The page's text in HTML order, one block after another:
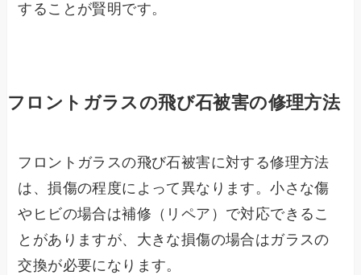
することが賢明です。
フロントガラスの飛び石被害の修理方法
フロントガラスの飛び石被害に対する修理方法
は、損傷の程度によって異なります。小さな傷
やヒビの場合は補修（リペア）で対応できるこ
とがありますが、大きな損傷の場合はガラスの
交換が必要になります。